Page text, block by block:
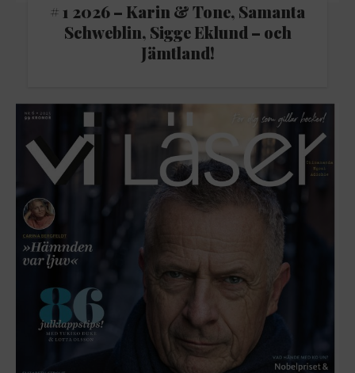
# 1 2026 – Karin & Tone, Samanta
Schweblin, Sigge Eklund – och
Jämtland!